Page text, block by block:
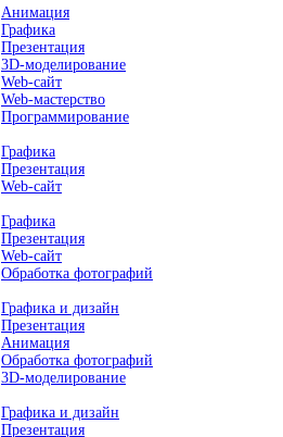
Анимация
Графика
Презентация
3D-моделирование
Web-сайт
Web-мастерство
Программирование
Графика
Презентация
Web-сайт
Графика
Презентация
Web-сайт
Обработка фотографий
Графика и дизайн
Презентация
Анимация
Обработка фотографий
3D-моделирование
Графика и дизайн
Презентация